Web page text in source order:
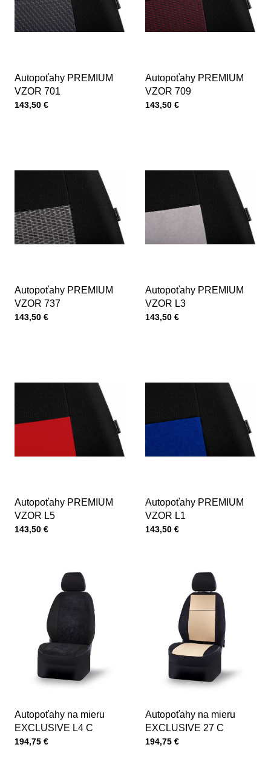
Autopoťahy PREMIUM
VZOR 701
Cena s DPH
143,50 €
Autopoťahy PREMIUM
VZOR 709
Cena s DPH
143,50 €
Autopoťahy PREMIUM
VZOR 737
Cena s DPH
143,50 €
Autopoťahy PREMIUM
VZOR L3
Cena s DPH
143,50 €
Autopoťahy PREMIUM
VZOR L5
Cena s DPH
143,50 €
Autopoťahy PREMIUM
VZOR L1
Cena s DPH
143,50 €
Autopoťahy na mieru
EXCLUSIVE L4 C
Cena s DPH
194,75 €
Autopoťahy na mieru
EXCLUSIVE 27 C
Cena s DPH
194,75 €